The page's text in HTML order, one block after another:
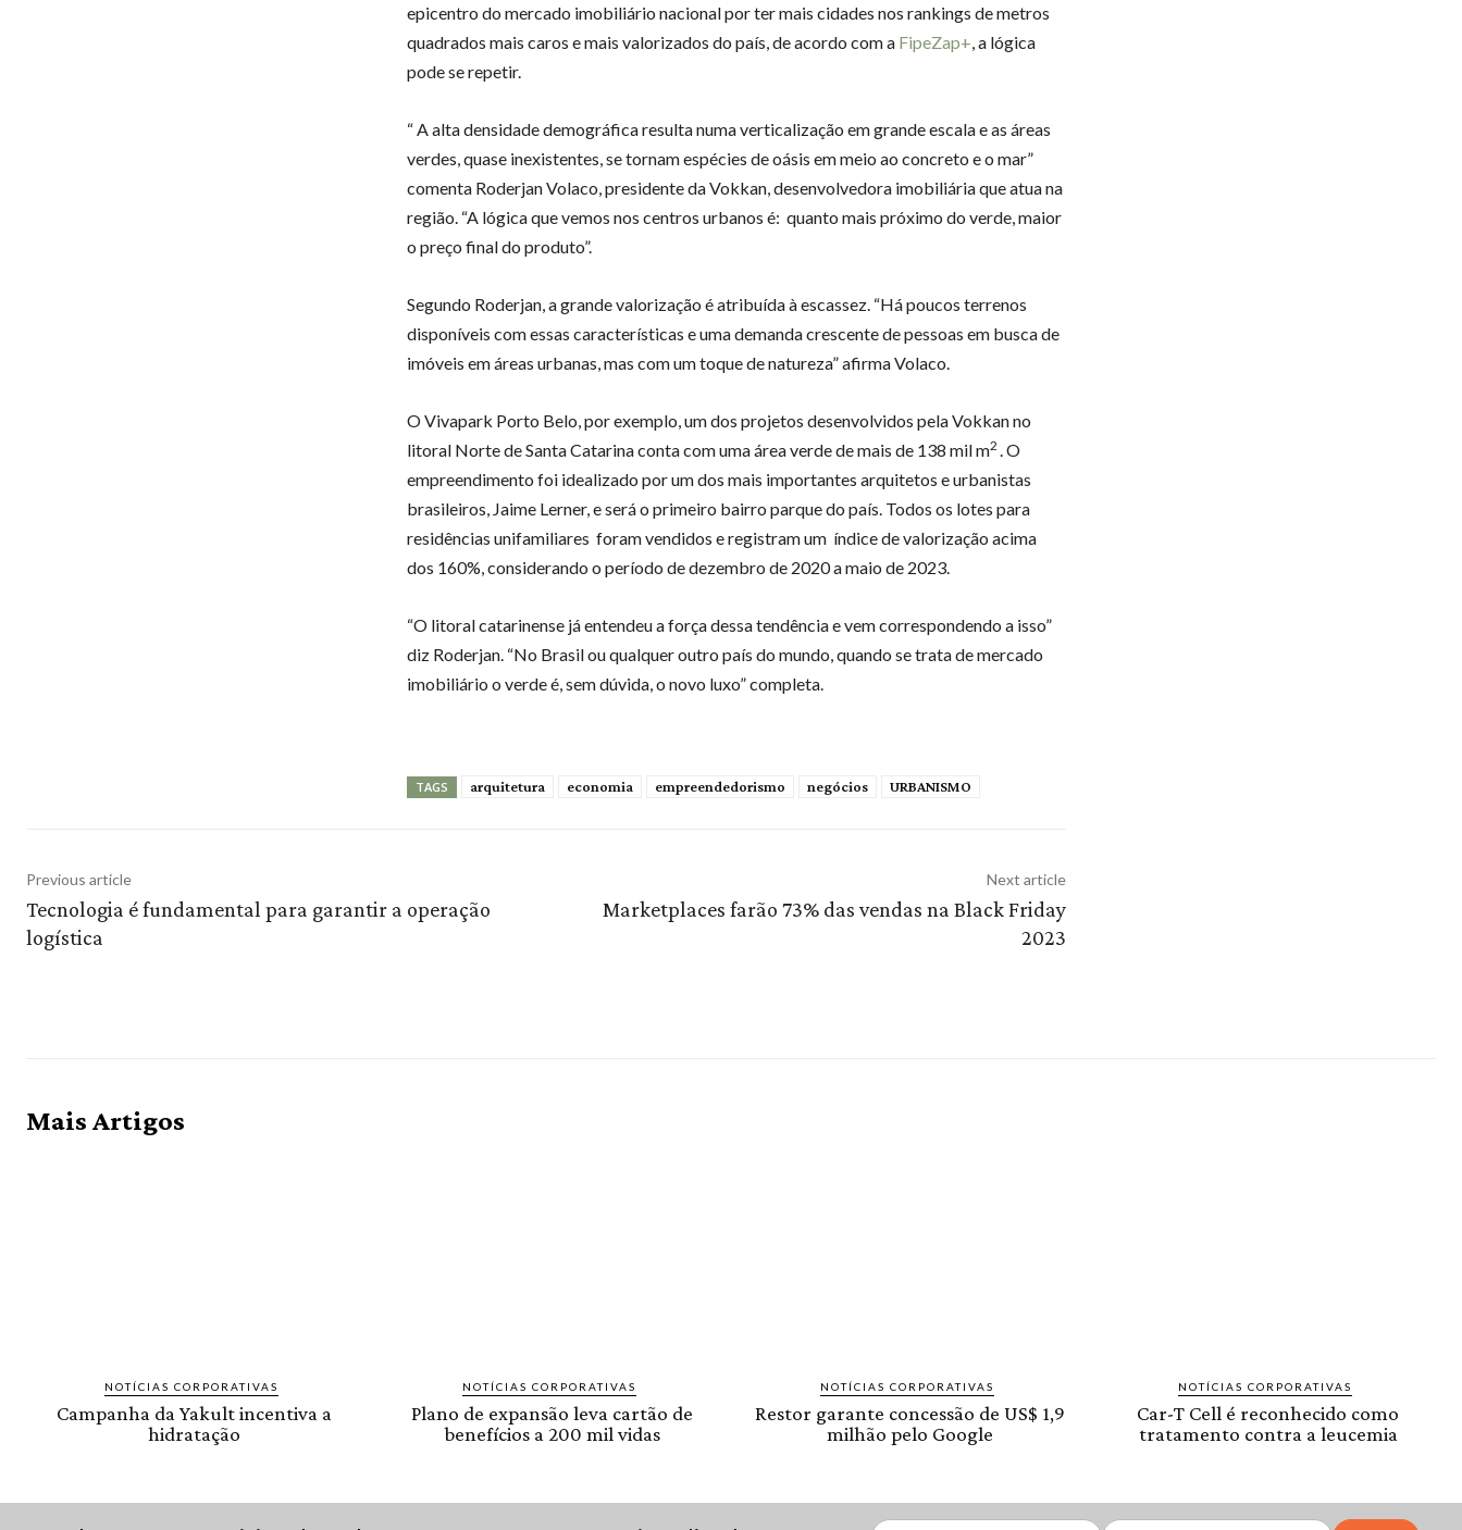
epicentro do mercado imobiliário nacional por ter mais cidades nos rankings de metros
quadrados mais caros e mais valorizados do país, de acordo com a FipeZap+, a lógica
pode se repetir.
“ A alta densidade demográfica resulta numa verticalização em grande escala e as áreas
verdes, quase inexistentes, se tornam espécies de oásis em meio ao concreto e o mar”
comenta Roderjan Volaco, presidente da Vokkan, desenvolvedora imobiliária que atua na
região. “A lógica que vemos nos centros urbanos é: quanto mais próximo do verde, maior
o preço final do produto”.
Segundo Roderjan, a grande valorização é atribuída à escassez. “Há poucos terrenos
disponíveis com essas características e uma demanda crescente de pessoas em busca de
imóveis em áreas urbanas, mas com um toque de natureza” afirma Volaco.
O Vivapark Porto Belo, por exemplo, um dos projetos desenvolvidos pela Vokkan no
litoral Norte de Santa Catarina conta com uma área verde de mais de 138 mil m2 . O
empreendimento foi idealizado por um dos mais importantes arquitetos e urbanistas
brasileiros, Jaime Lerner, e será o primeiro bairro parque do país. Todos os lotes para
residências unifamiliares foram vendidos e registram um índice de valorização acima
dos 160%, considerando o período de dezembro de 2020 a maio de 2023.
“O litoral catarinense já entendeu a força dessa tendência e vem correspondendo a isso”
diz Roderjan. “No Brasil ou qualquer outro país do mundo, quando se trata de mercado
imobiliário o verde é, sem dúvida, o novo luxo” completa.
TAGS arquitetura economia empreendedorismo negócios URBANISMO
Previous article
Tecnologia é fundamental para garantir a operação
logística
Next article
Marketplaces farão 73% das vendas na Black Friday
2023
Mais Artigos
NOTÍCIAS CORPORATIVAS
Campanha da Yakult incentiva a
hidratação
NOTÍCIAS CORPORATIVAS
Plano de expansão leva cartão de
benefícios a 200 mil vidas
NOTÍCIAS CORPORATIVAS
Restor garante concessão de US$ 1,9
milhão pelo Google
NOTÍCIAS CORPORATIVAS
Car-T Cell é reconhecido como
tratamento contra a leucemia